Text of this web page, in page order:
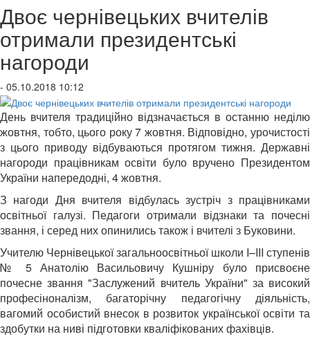
Двоє чернівецьких вчителів
отримали президентські
нагороди
- 05.10.2018 10:12
День вчителя традиційно відзначається в останню неділю
жовтня, тобто, цього року 7 жовтня. Відповідно, урочистості
з цього приводу відбуваються протягом тижня. Державні
нагороди працівникам освіти було вручено Президентом
України напередодні, 4 жовтня.
З нагоди Дня вчителя відбулась зустріч з працівниками
освітньої галузі. Педагоги отримали відзнаки та почесні
звання, і серед них опинились також і вчителі з Буковини.
Учителю Чернівецької загальноосвітньої школи I–III ступенів
№ 5 Анатолію Васильовичу Кушніру було присвоєне
почесне звання "Заслужений вчитель України" за високий
професіноналізм, багаторічну педагогічну діяльність,
вагомий особистий внесок в розвиток української освіти та
здобутки на ниві підготовки кваліфікованих фахівців.